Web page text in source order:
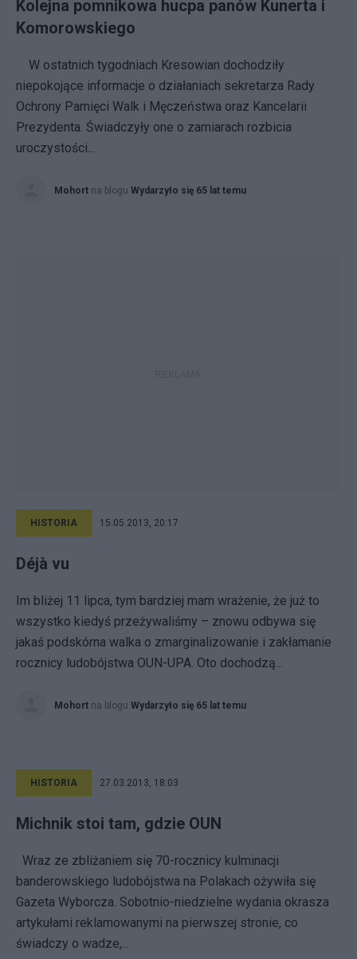
Kolejna pomnikowa hucpa panów Kunerta i
Komorowskiego
W ostatnich tygodniach Kresowian dochodziły
niepokojące informacje o działaniach sekretarza Rady
Ochrony Pamięci Walk i Męczeństwa oraz Kancelarii
Prezydenta. Świadczyły one o zamiarach rozbicia
uroczystości...
Mohort na blogu Wydarzyło się 65 lat temu
HISTORIA 15.05.2013, 20:17
Déjà vu
Im bliżej 11 lipca, tym bardziej mam wrażenie, że już to
wszystko kiedyś przeżywaliśmy – znowu odbywa się
jakaś podskórna walka o zmarginalizowanie i zakłamanie
rocznicy ludobójstwa OUN-UPA. Oto dochodzą...
Mohort na blogu Wydarzyło się 65 lat temu
HISTORIA 27.03.2013, 18:03
Michnik stoi tam, gdzie OUN
Wraz ze zbliżaniem się 70-rocznicy kulminacji
banderowskiego ludobójstwa na Polakach ożywiła się
Gazeta Wyborcza. Sobotnio-niedzielne wydania okrasza
artykułami reklamowanymi na pierwszej stronie, co
świadczy o wadze,...